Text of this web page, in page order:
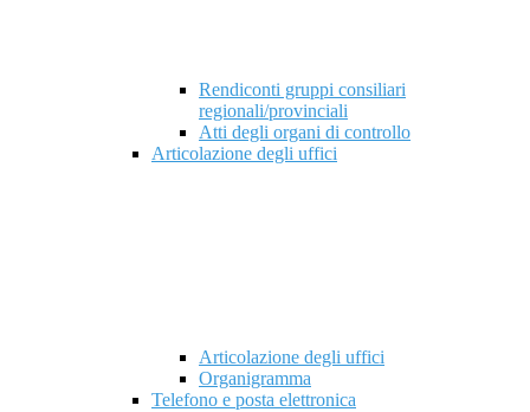
Rendiconti gruppi consiliari
regionali/provinciali
Atti degli organi di controllo
Articolazione degli uffici
Articolazione degli uffici
Organigramma
Telefono e posta elettronica